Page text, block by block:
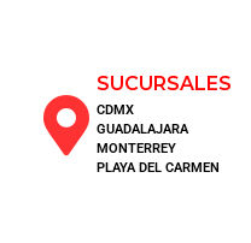
SUCURSALES
CDMX
GUADALAJARA
MONTERREY
PLAYA DEL CARMEN